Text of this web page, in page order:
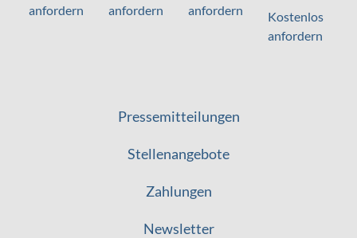
anfordern
anfordern
anfordern
Kostenlos
anfordern
Pressemitteilungen
Stellenangebote
Zahlungen
Newsletter